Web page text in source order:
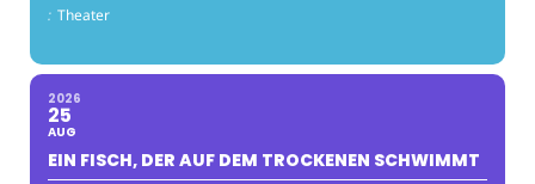
: Theater
2026
25
AUG
EIN FISCH, DER AUF DEM TROCKENEN SCHWIMMT